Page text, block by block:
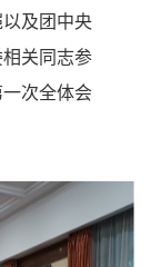
及团中央
关同志参
次全体会